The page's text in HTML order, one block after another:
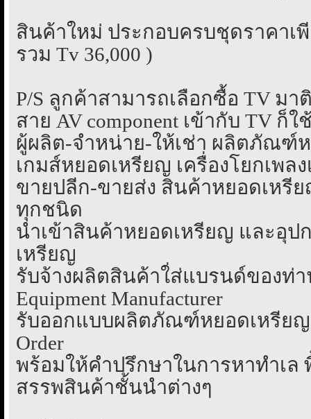
สินค้าใหม่ ประกอบครบชุดราคาเพี
รวม Tv 36,000 )
P/S ลูกค้าสามารถเลือกซื้อ TV มา
สาย AV component เข้ากับ TV ก็
ผู้ผลิต-จำหน่าย-ให้เช่า ผลิตภัณฑ์
เกมส์หยอดเหรียญ เครื่องโยกเพล
ขายปลีก-ขายส่ง สินค้าหยอดเหรี
ทุกชนิด
นำเข้าสินค้าหยอดเหรียญ และอุ
เหรียญ
รับจ้างผลิตสินค้าใ่ส่แบรนด์ของท่า
Equipment Manufacturer
รับออกแบบผลิตภัณฑ์หยอดเหรียญ
Order
พร้อมให้คำปรึกษาในการหาทำเล
สรรพสินค้าชั้นนำต่างๆ